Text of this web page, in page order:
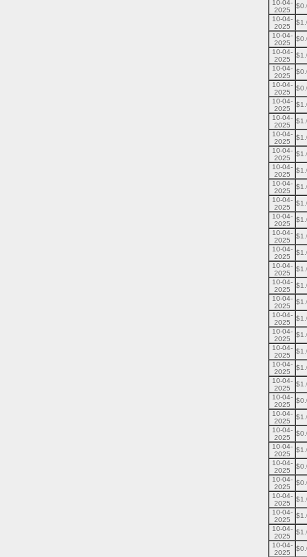
10-04-
2025
10-04-
2025
10-04-
2025
10-04-
2025
10-04-
2025
10-04-
2025
10-04-
2025
10-04-
2025
10-04-
2025
10-04-
2025
10-04-
2025
10-04-
2025
10-04-
2025
10-04-
2025
10-04-
2025
10-04-
2025
10-04-
2025
10-04-
2025
10-04-
2025
10-04-
2025
10-04-
2025
10-04-
2025
10-04-
2025
10-04-
2025
10-04-
2025
10-04-
2025
10-04-
2025
10-04-
2025
10-04-
2025
10-04-
2025
10-04-
2025
10-04-
2025
10-04-
2025
10-04-
2025